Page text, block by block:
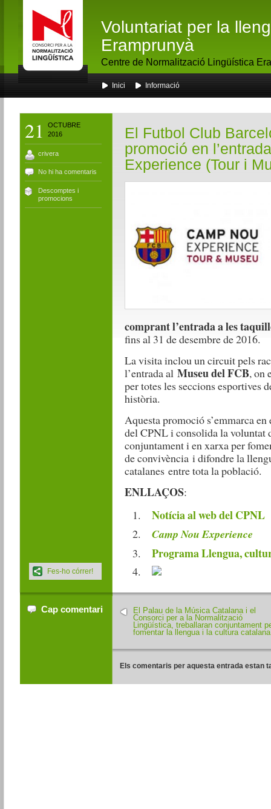
Voluntariat per la
Eramprunyà
Centre de Normalització Lingüística
Inici Informació
21
OCTUBRE
2016
crivera
No hi ha comentaris
Descomptes i
promocions
El Futbol Club
promoció en
Experience (Tour i
comprant l’entrada a les
fins al 31 de desembre de 2016.
La visita inclou un circuit pels
l’entrada al Museu del FCB, on
per totes les seccions esportives
història.
Aquesta promoció s’emmarca
del CPNL i consolida la voluntat
conjuntament i en xarxa per
de convivència i difondre la
catalanes entre tota la població.
ENLLAÇOS:
Notícia al web del CPNL
Camp Nou Experience
Programa Llengua,
Fes-ho córrer!
Cap comentari
El Palau de la Música Catalana i el
Consorci per a la Normalització
Lingüística, treballaran conjuntament
fomentar la llengua i la cultura catalana
Els comentaris per aquesta entrada estan